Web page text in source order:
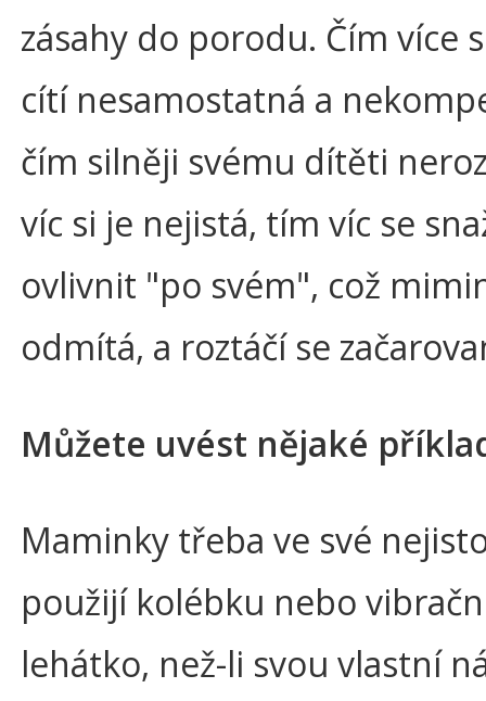
zásahy do porodu. Čím více
cítí nesamostatná a
čím silněji svému dítěti
víc si je nejistá, tím víc se
ovlivnit "po svém", což
odmítá, a roztáčí se
Můžete uvést nějaké
Maminky třeba ve své
použijí kolébku nebo
lehátko, než-li svou vlastní